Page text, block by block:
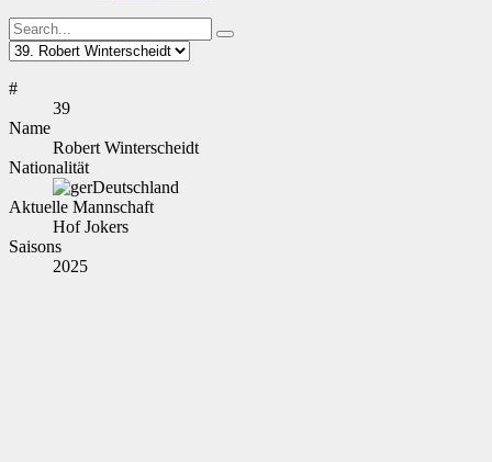
#
39
Name
Robert Winterscheidt
Nationalität
Deutschland
Aktuelle Mannschaft
Hof Jokers
Saisons
2025